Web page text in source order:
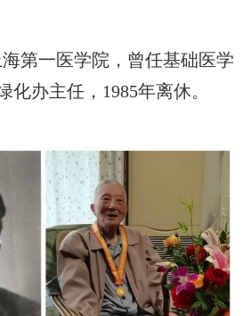
第一医学院，曾任基础医学
化办主任， 1985年离休。